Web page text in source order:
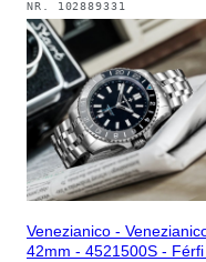
NR. 102889331
Venezianico -
42mm - 4521500S -